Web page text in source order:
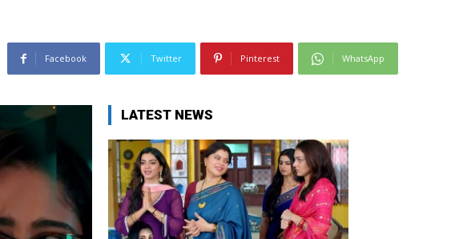
Facebook Twitter Pinterest WhatsApp
LATEST NEWS